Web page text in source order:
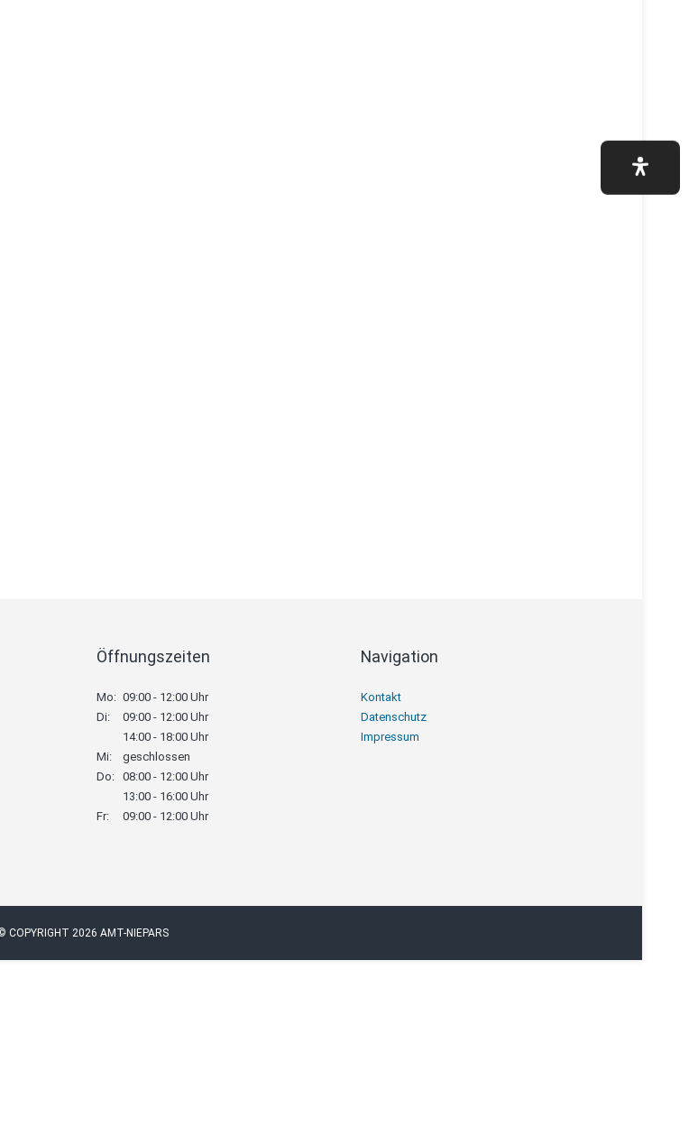
Öffnungszeiten
Mo: 09:00 - 12:00 Uhr
Di:
09:00 - 12:00 Uhr
14:00 - 18:00 Uhr
Mi:
geschlossen
Do: 08:00 - 12:00 Uhr
13:00 - 16:00 Uhr
Fr:
09:00 - 12:00 Uhr
Navigation
Navigation
überspringen
Kontakt
Datenschutz
Impressum
COPYRIGHT 2026 AMT-NIEPARS